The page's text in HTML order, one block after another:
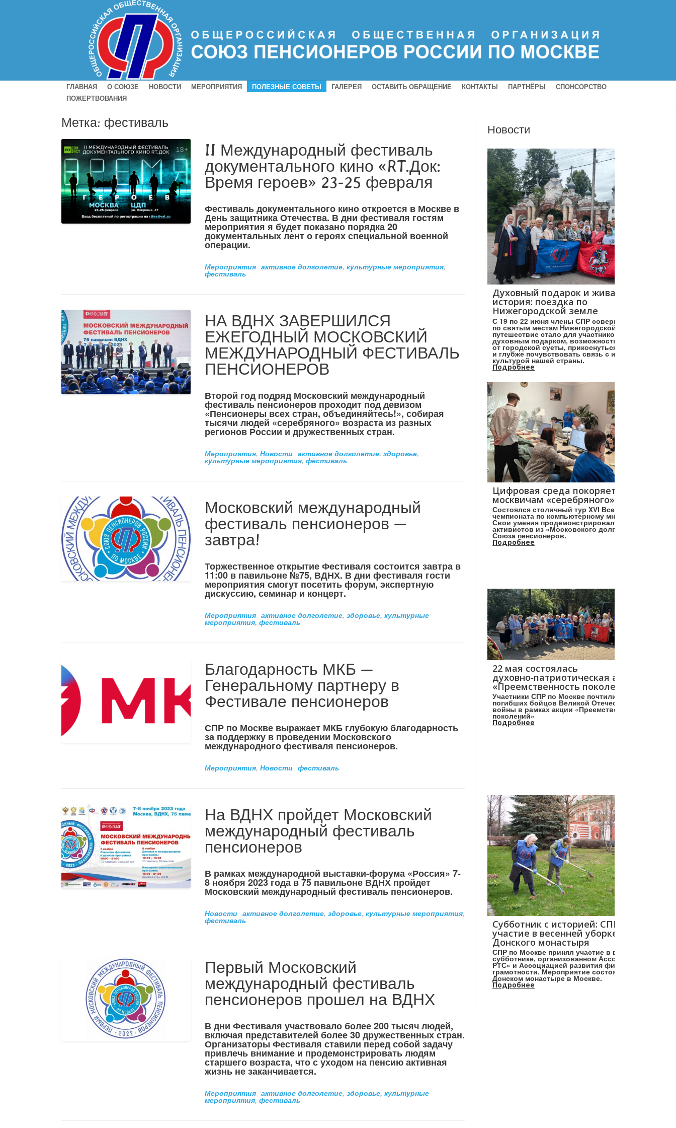
ГЛАВНАЯ О СОЮЗЕ НОВОСТИ МЕРОПРИЯТИЯ ПОЛЕЗНЫЕ СОВЕТЫ ГАЛЕРЕЯ ОСТАВИТЬ ОБРАЩЕНИЕ КОНТАКТЫ ПАРТНЁРЫ
СПОНСОРСТВО
ПОЖЕРТВОВАНИЯ
Метка: фестиваль
II Международный фестиваль
документального кино «RT.Док:
Время героев» 23-25 февраля
Фестиваль документального кино откроется в Москве в
День защитника Отечества. В дни фестиваля гостям
мероприятия я будет показано порядка 20
документальных лент о героях специальной военной
операции.
Мероприятия активное долголетие,культурные мероприятия,
фестиваль
НА ВДНХ ЗАВЕРШИЛСЯ
ЕЖЕГОДНЫЙ МОСКОВСКИЙ
МЕЖДУНАРОДНЫЙ ФЕСТИВАЛЬ
ПЕНСИОНЕРОВ
Второй год подряд Московский международный
фестиваль пенсионеров проходит под девизом
«Пенсионеры всех стран, объединяйтесь!», собирая
тысячи людей «серебряного» возраста из разных
регионов России и дружественных стран.
Мероприятия,Новости активное долголетие,здоровье,
культурные мероприятия,фестиваль
Московский международный
фестиваль пенсионеров —
завтра!
Торжественное открытие Фестиваля состоится завтра в
11:00 в павильоне №75, ВДНХ. В дни фестиваля гости
мероприятия смогут посетить форум, экспертную
дискуссию, семинар и концерт.
Мероприятия активное долголетие,здоровье,культурные
мероприятия,фестиваль
Благодарность МКБ —
Генеральному партнеру в
Фестивале пенсионеров
СПР по Москве выражает МКБ глубокую благодарность
за поддержку в проведении Московского
международного фестиваля пенсионеров.
Мероприятия,Новости фестиваль
На ВДНХ пройдет Московский
международный фестиваль
пенсионеров
В рамках международной выставки-форума «Россия» 7-
8 ноября 2023 года в 75 павильоне ВДНХ пройдет
Московский международный фестиваль пенсионеров.
Новости активное долголетие,здоровье,культурные мероприятия,
фестиваль
Первый Московский
международный фестиваль
пенсионеров прошел на ВДНХ
В дни Фестиваля участвовало более 200 тысяч людей,
включая представителей более 30 дружественных стран.
Организаторы Фестиваля ставили перед собой задачу
привлечь внимание и продемонстрировать людям
старшего возраста, что с уходом на пенсию активная
жизнь не заканчивается.
Мероприятия активное долголетие,здоровье,культурные
мероприятия,фестиваль
Новости
Духовный подарок и живая
история: поездка по
Нижегородской земле
С 19 по 22 июня члены СПР совершили поездку
по святым местам Нижегородской земли. Это
путешествие стало для участников настоящим
духовным подарком, возможностью отвлечься
от городской суеты, прикоснуться к святыням
и глубже почувствовать связь с историей и
культурой нашей страны.
Подробнее
Цифровая среда покоряется
москвичам «серебряного» возраста!
Состоялся столичный тур XVI Всероссийского
чемпионата по компьютерному многоборью.
Свои умения продемонстрировали более 160
активистов из «Московского долголетия» и
Союза пенсионеров.
Подробнее
22 мая состоялась
духовно‑патриотическая акция
«Преемственность поколений»
Участники СПР по Москве почтили память
погибших бойцов Великой Отечественной
войны в рамках акции «Преемственность
поколений»
Подробнее
Субботник с историей: СПР принял
участие в весенней уборке в саду
Донского монастыря
СПР по Москве принял участие в весеннем
субботнике, организованном Ассоциацией «НП
РТС» и Ассоциацией развития финансовой
грамотности. Мероприятие состоялось в
Донском монастыре в Москве.
Подробнее